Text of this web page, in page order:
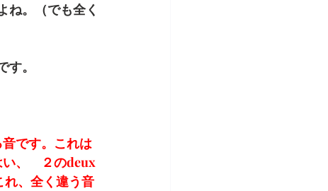
ね。（でも全く
。
です。これは
、　２のdeux
れ、全く違う音